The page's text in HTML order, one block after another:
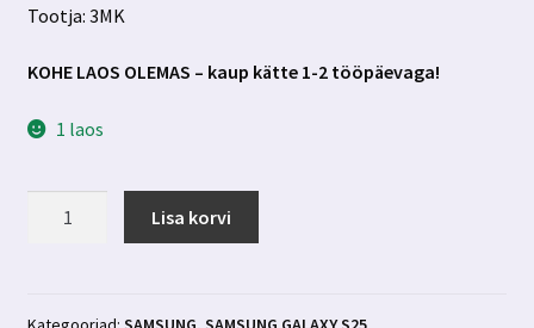
Tootja: 3MK
KOHE LAOS OLEMAS – kaup kätte 1-2 tööpäevaga!
1 laos
must
Lisa korvi